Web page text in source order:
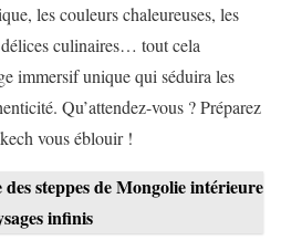
les couleurs chaleureuses, les
culinaires… tout cela
immersif unique qui séduira les
Qu’attendez-vous ? Préparez
vous éblouir !
steppes de Mongolie intérieure
infinis